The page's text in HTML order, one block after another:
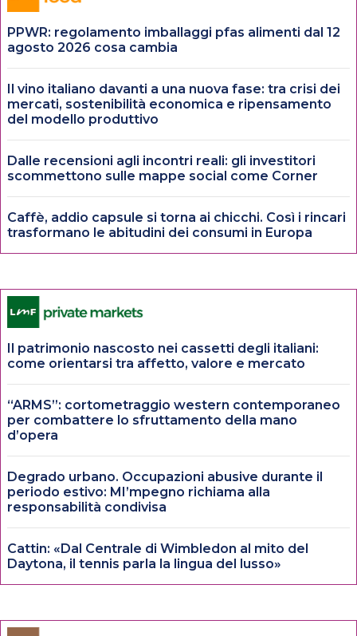
PPWR: regolamento imballaggi pfas alimenti dal 12
agosto 2026 cosa cambia
Il vino italiano davanti a una nuova fase: tra crisi dei
mercati, sostenibilità economica e ripensamento
del modello produttivo
Dalle recensioni agli incontri reali: gli investitori
scommettono sulle mappe social come Corner
Caffè, addio capsule si torna ai chicchi. Così i rincari
trasformano le abitudini dei consumi in Europa
Il patrimonio nascosto nei cassetti degli italiani:
come orientarsi tra affetto, valore e mercato
“ARMS”: cortometraggio western contemporaneo
per combattere lo sfruttamento della mano
d’opera
Degrado urbano. Occupazioni abusive durante il
periodo estivo: MI’mpegno richiama alla
responsabilità condivisa
Cattin: «Dal Centrale di Wimbledon al mito del
Daytona, il tennis parla la lingua del lusso»